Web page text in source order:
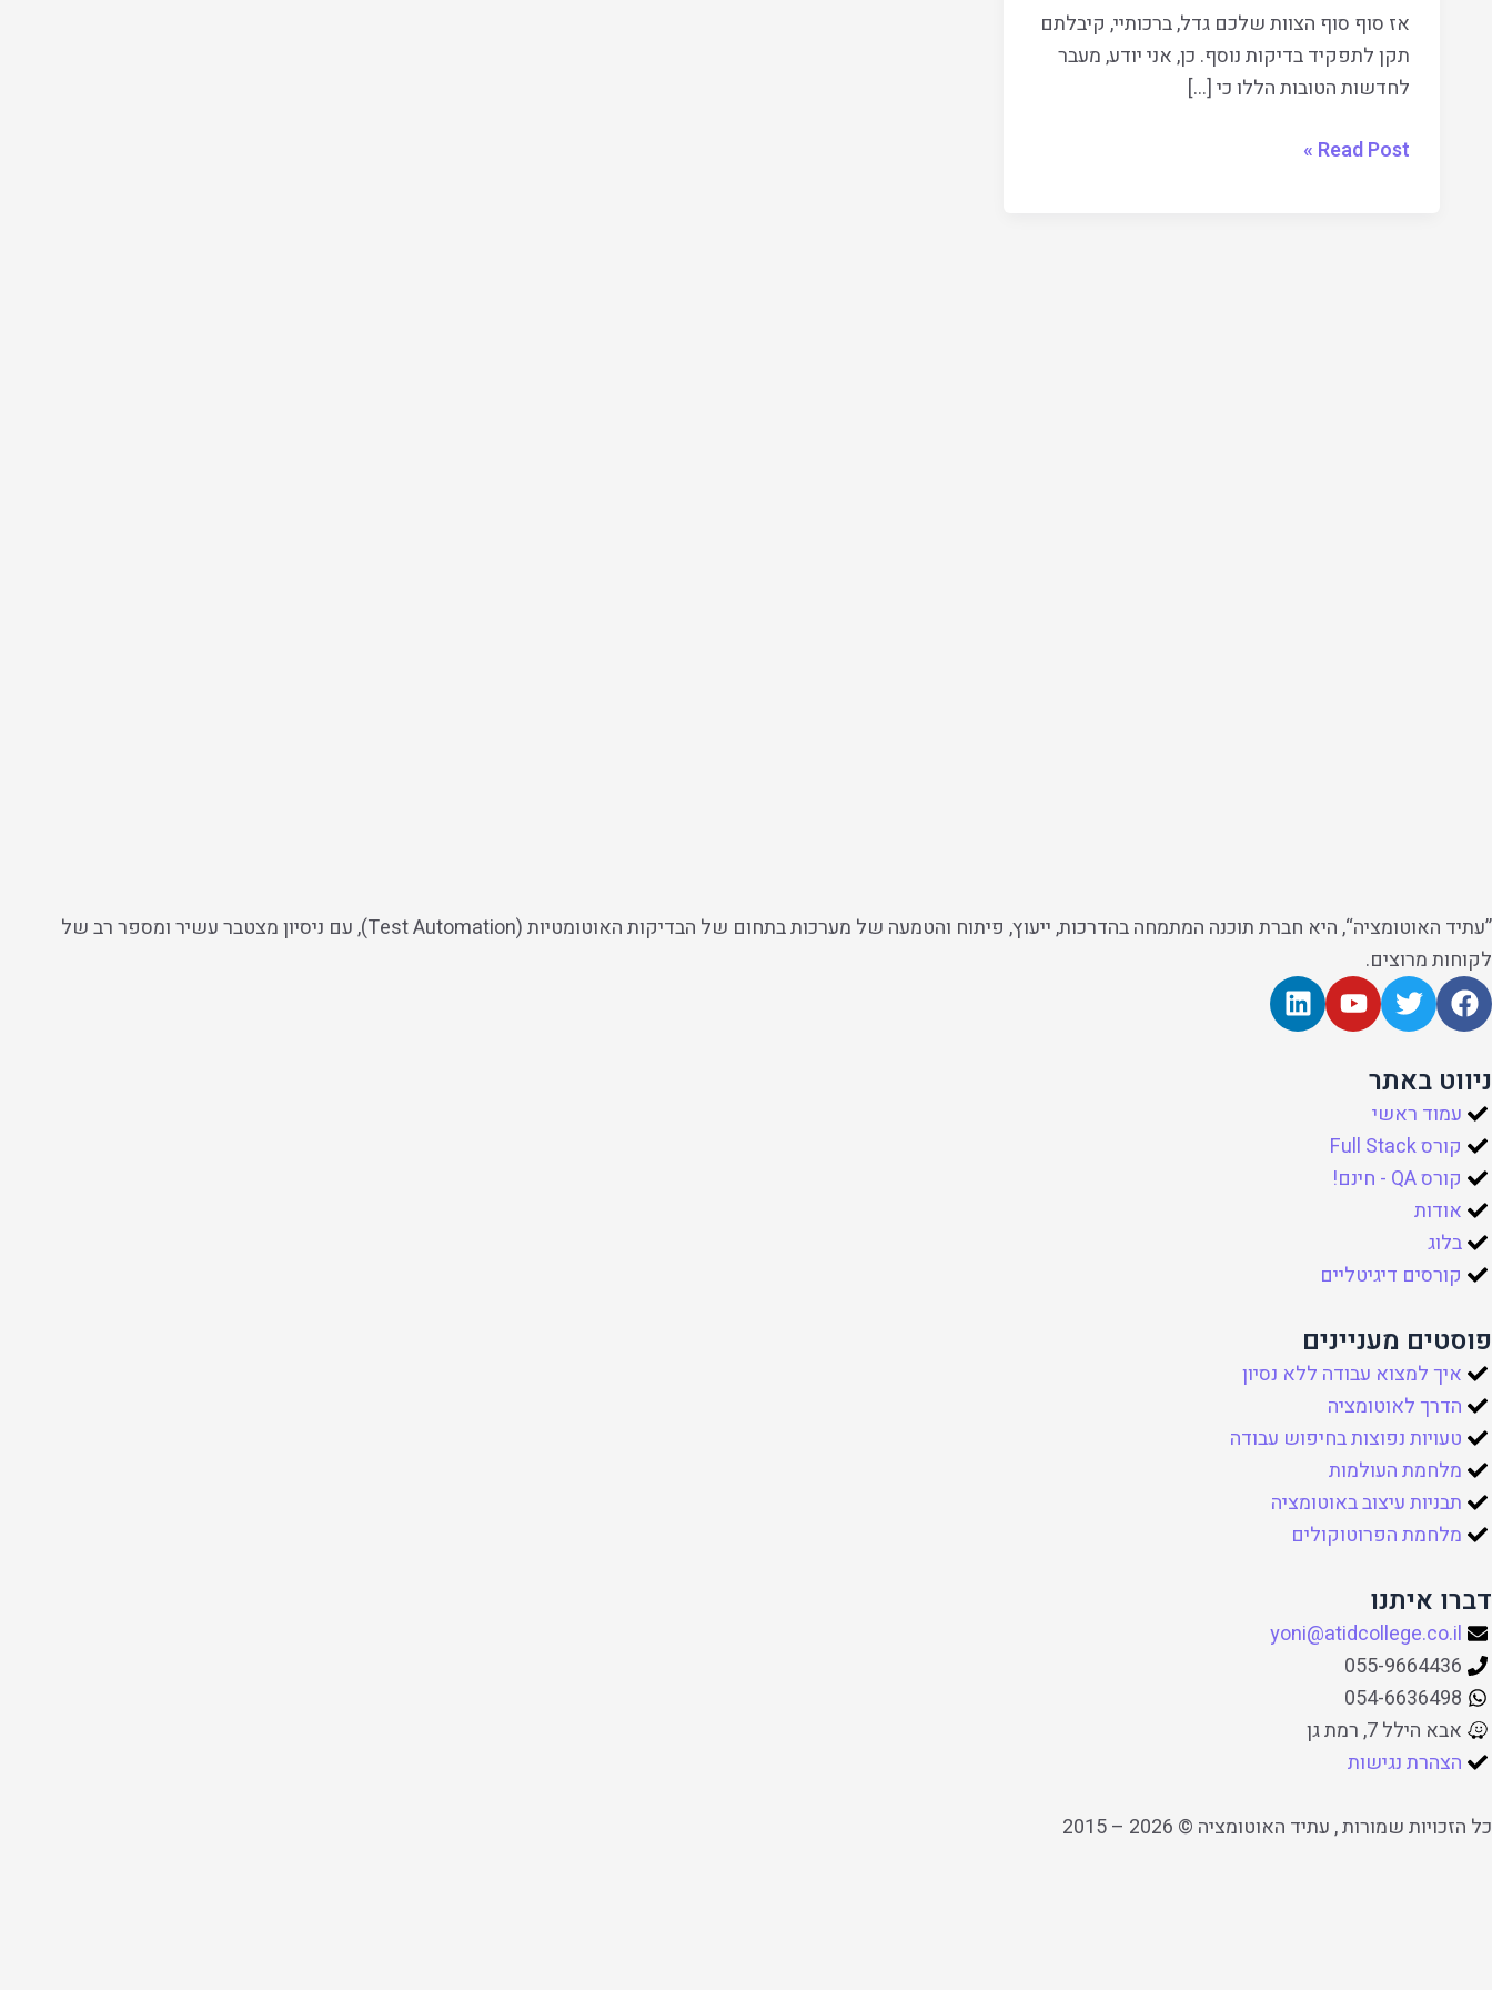
אז סוף סוף הצוות שלכם גדל, ברכותיי, קיבלתם
תקן לתפקיד בדיקות נוסף. כן, אני יודע, מעבר
לחדשות הטובות הללו כי […]
Read Post »
”עתיד האוטומציה“, היא חברת תוכנה המתמחה בהדרכות, ייעוץ, פיתוח והטמעה של מערכות בתחום של הבדיקות האוטומטיות (Test Automation), עם ניסיון מצטבר עשיר ומספר רב של
לקוחות מרוצים.
F
a
c
e
b
o
o
k
T
w
i
t
t
e
r
Y
o
u
b
e
L
i
n
ניווט באתר
עמוד ראשי
קורס Full Stack
קורס QA - חינם!
אודות
בלוג
קורסים דיגיטליים
פוסטים מעניינים
איך למצוא עבודה ללא נסיון
הדרך לאוטומציה
טעויות נפוצות בחיפוש עבודה
מלחמת העולמות
תבניות עיצוב באוטומציה
מלחמת הפרוטוקולים
דברו איתנו
yoni@atidcollege.co.il
055-9664436
054-6636498
אבא הילל 7, רמת גן
הצהרת נגישות
כל הזכויות שמורות , עתיד האוטומציה © 2026 – 2015